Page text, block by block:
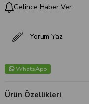
Gelince Haber Ver
Yorum Yaz
WhatsApp
Ürün Özellikleri